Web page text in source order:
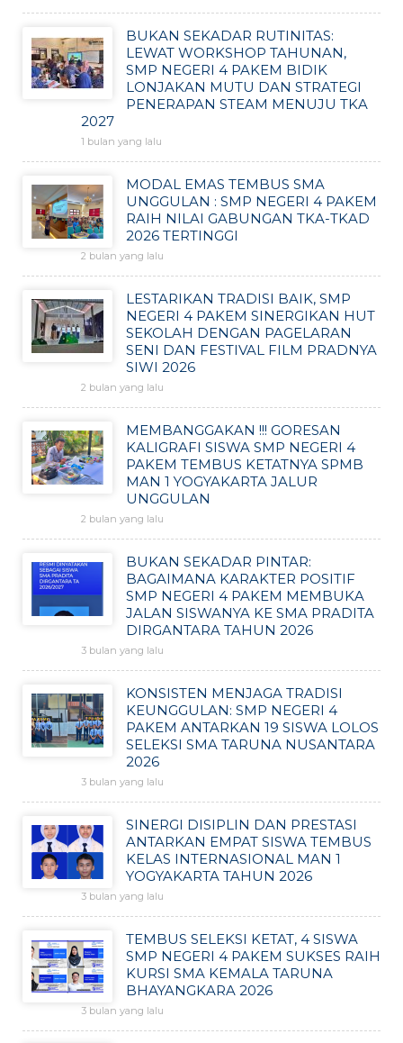
BUKAN SEKADAR RUTINITAS:
LEWAT WORKSHOP TAHUNAN,
SMP NEGERI 4 PAKEM BIDIK
LONJAKAN MUTU DAN STRATEGI
PENERAPAN STEAM MENUJU TKA
2027
1 bulan yang lalu
MODAL EMAS TEMBUS SMA
UNGGULAN : SMP NEGERI 4 PAKEM
RAIH NILAI GABUNGAN TKA-TKAD
2026 TERTINGGI
2 bulan yang lalu
LESTARIKAN TRADISI BAIK, SMP
NEGERI 4 PAKEM SINERGIKAN HUT
SEKOLAH DENGAN PAGELARAN
SENI DAN FESTIVAL FILM PRADNYA
SIWI 2026
2 bulan yang lalu
MEMBANGGAKAN !!! GORESAN
KALIGRAFI SISWA SMP NEGERI 4
PAKEM TEMBUS KETATNYA SPMB
MAN 1 YOGYAKARTA JALUR
UNGGULAN
2 bulan yang lalu
BUKAN SEKADAR PINTAR:
BAGAIMANA KARAKTER POSITIF
SMP NEGERI 4 PAKEM MEMBUKA
JALAN SISWANYA KE SMA PRADITA
DIRGANTARA TAHUN 2026
3 bulan yang lalu
KONSISTEN MENJAGA TRADISI
KEUNGGULAN: SMP NEGERI 4
PAKEM ANTARKAN 19 SISWA LOLOS
SELEKSI SMA TARUNA NUSANTARA
2026
3 bulan yang lalu
SINERGI DISIPLIN DAN PRESTASI
ANTARKAN EMPAT SISWA TEMBUS
KELAS INTERNASIONAL MAN 1
YOGYAKARTA TAHUN 2026
3 bulan yang lalu
TEMBUS SELEKSI KETAT, 4 SISWA
SMP NEGERI 4 PAKEM SUKSES RAIH
KURSI SMA KEMALA TARUNA
BHAYANGKARA 2026
3 bulan yang lalu